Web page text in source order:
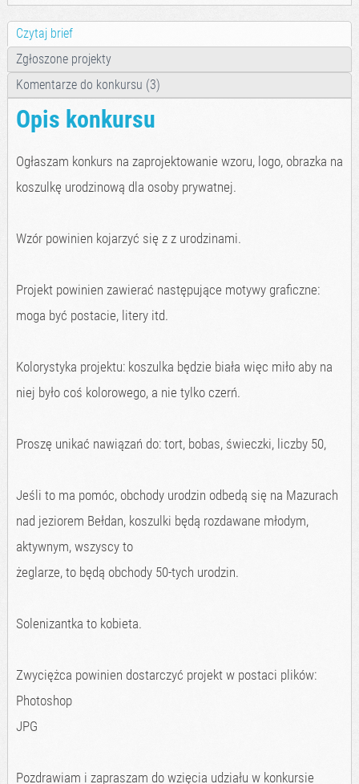
Czytaj brief
Zgłoszone projekty
Komentarze do konkursu (3)
Opis konkursu
Ogłaszam konkurs na zaprojektowanie wzoru, logo, obrazka na
koszulkę urodzinową dla osoby prywatnej.
Wzór powinien kojarzyć się z z urodzinami.
Projekt powinien zawierać następujące motywy graficzne:
moga być postacie, litery itd.
Kolorystyka projektu: koszulka będzie biała więc miło aby na
niej było coś kolorowego, a nie tylko czerń.
Proszę unikać nawiązań do: tort, bobas, świeczki, liczby 50,
Jeśli to ma pomóc, obchody urodzin odbedą się na Mazurach
nad jeziorem Bełdan, koszulki będą rozdawane młodym,
aktywnym, wszyscy to
żeglarze, to będą obchody 50-tych urodzin.
Solenizantka to kobieta.
Zwyciężca powinien dostarczyć projekt w postaci plików:
Photoshop
JPG
Pozdrawiam i zapraszam do wzięcia udziału w konkursie